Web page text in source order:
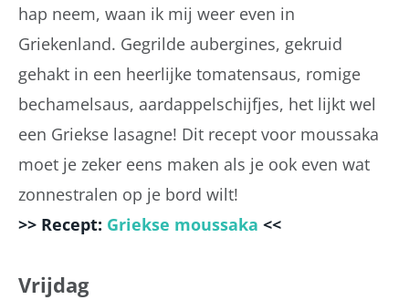
hap neem, waan ik mij weer even in
Griekenland. Gegrilde aubergines, gekruid
gehakt in een heerlijke tomatensaus, romige
bechamelsaus, aardappelschijfjes, het lijkt wel
een Griekse lasagne! Dit recept voor moussaka
moet je zeker eens maken als je ook even wat
zonnestralen op je bord wilt!
>> Recept: Griekse moussaka <<
Vrijdag